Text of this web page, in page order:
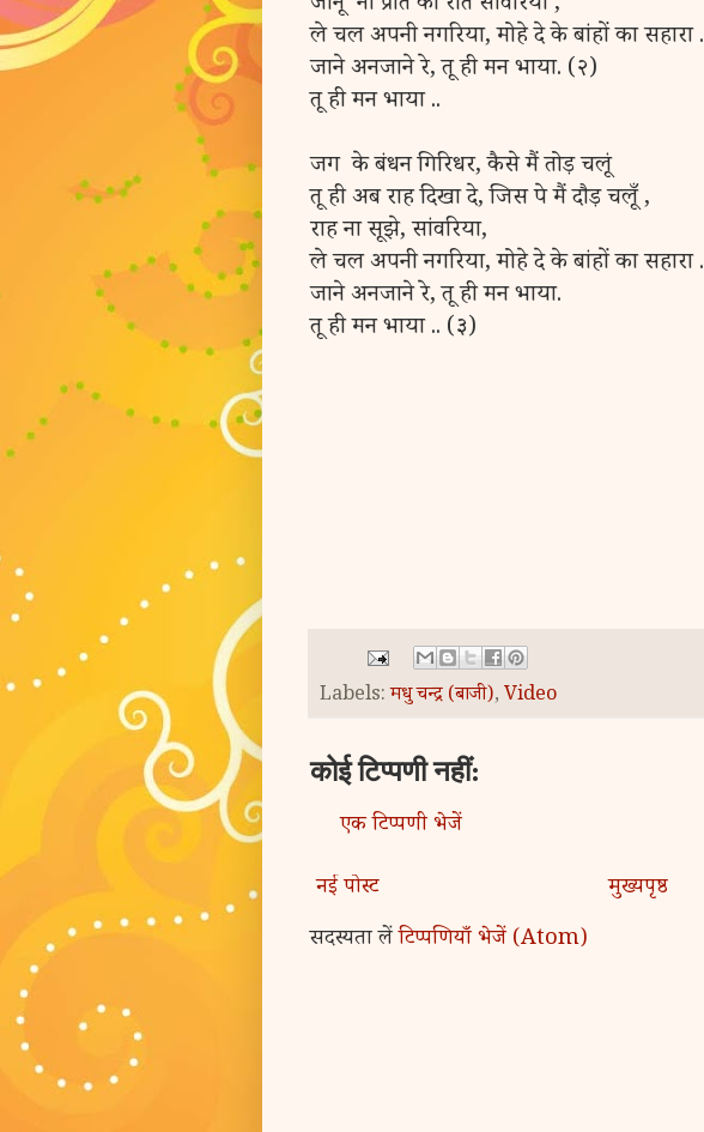
ले चल अपनी नगरिया, मोहे दे के बांहों का सहारा .
जाने अनजाने रे, तू ही मन भाया. (२)
तू ही मन भाया ..
जग के बंधन गिरिधर, कैसे मैं तोड़ चलूं
तू ही अब राह दिखा दे, जिस पे मैं दौड़ चलूँ ,
राह ना सूझे, सांवरिया,
ले चल अपनी नगरिया, मोहे दे के बांहों का सहारा .
जाने अनजाने रे, तू ही मन भाया.
तू ही मन भाया .. (३)
Labels:मधु चन्द्र (बाजी), Video
कोई टिप्पणी नहीं:
एक टिप्पणी भेजें
नई पोस्ट
मुख्यपृष्ठ
सदस्यता लेंटिप्पणियाँ भेजें (Atom)